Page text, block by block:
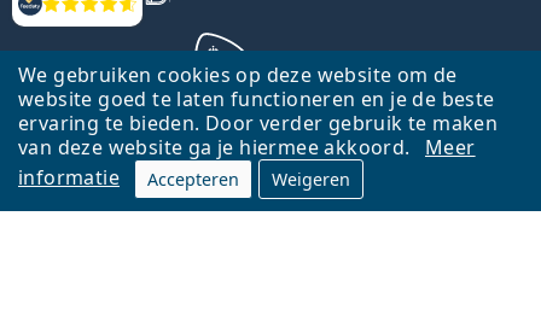
We gebruiken cookies op deze website om de
website goed te laten functioneren en je de beste
ervaring te bieden. Door verder gebruik te maken
van deze website ga je hiermee akkoord.
Meer
informatie
Accepteren Weigeren
Beoordelingen
Terug naar de homepagina
Ga omhoog
Lentiamo.nl is eigendom van en wordt beheerd door Lentiamo s.r.o.,
Tsjechië
Hier al 18 jaar voor jou.